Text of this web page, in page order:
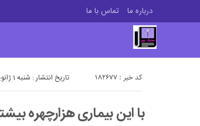
درباره ما تماس با ما
تاریخ انتشار : شنبه 1 ژانویه 2022 - 17:57 کد خبر : 182677
با این بیماری هزارچهره